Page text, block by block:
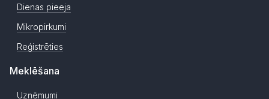
Dienas pieeja
Mikropirkumi
Reģistrēties
Meklēšana
Uzņēmumi